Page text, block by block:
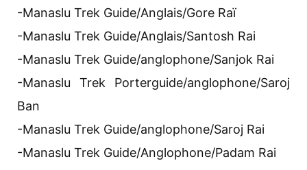
-Manaslu Trek Guide/Anglais/Gore Raï
-Manaslu Trek Guide/Anglais/Santosh Rai
-Manaslu Trek Guide/anglophone/Sanjok Rai
-Manaslu Trek Porterguide/anglophone/Saroj
Ban
-Manaslu Trek Guide/anglophone/Saroj Rai
-Manaslu Trek Guide/Anglophone/Padam Rai